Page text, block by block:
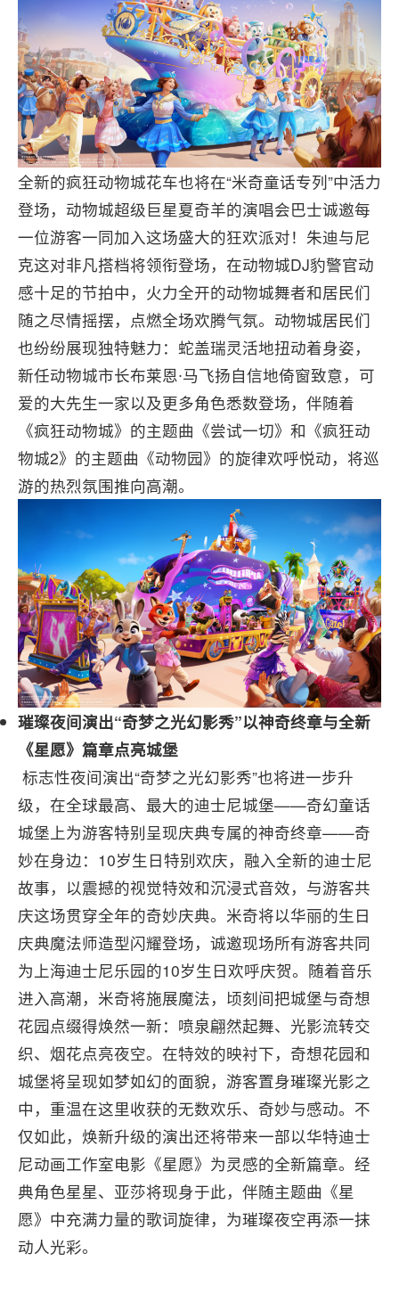
全新的疯狂动物城花车也将在“米奇童话专列”中活力
登场，动物城超级巨星夏奇羊的演唱会巴士诚邀每
一位游客一同加入这场盛大的狂欢派对！朱迪与尼
克这对非凡搭档将领衔登场，在动物城DJ豹警官动
感十足的节拍中，火力全开的动物城舞者和居民们
随之尽情摇摆，点燃全场欢腾气氛。动物城居民们
也纷纷展现独特魅力：蛇盖瑞灵活地扭动着身姿，
新任动物城市长布莱恩∙马飞扬自信地倚窗致意，可
爱的大先生一家以及更多角色悉数登场，伴随着
《疯狂动物城》的主题曲《尝试一切》和《疯狂动
物城2》的主题曲《动物园》的旋律欢呼悦动，将巡
游的热烈氛围推向高潮。
璀璨夜间演出“奇梦之光幻影秀”以神奇终章与全新
《星愿》篇章点亮城堡
标志性夜间演出“奇梦之光幻影秀”也将进一步升
级，在全球最高、最大的迪士尼城堡——奇幻童话
城堡上为游客特别呈现庆典专属的神奇终章——奇
妙在身边：10岁生日特别欢庆，融入全新的迪士尼
故事，以震撼的视觉特效和沉浸式音效，与游客共
庆这场贯穿全年的奇妙庆典。米奇将以华丽的生日
庆典魔法师造型闪耀登场，诚邀现场所有游客共同
为上海迪士尼乐园的10岁生日欢呼庆贺。随着音乐
进入高潮，米奇将施展魔法，顷刻间把城堡与奇想
花园点缀得焕然一新：喷泉翩然起舞、光影流转交
织、烟花点亮夜空。在特效的映衬下，奇想花园和
城堡将呈现如梦如幻的面貌，游客置身璀璨光影之
中，重温在这里收获的无数欢乐、奇妙与感动。不
仅如此，焕新升级的演出还将带来一部以华特迪士
尼动画工作室电影《星愿》为灵感的全新篇章。经
典角色星星、亚莎将现身于此，伴随主题曲《星
愿》中充满力量的歌词旋律，为璀璨夜空再添一抹
动人光彩。